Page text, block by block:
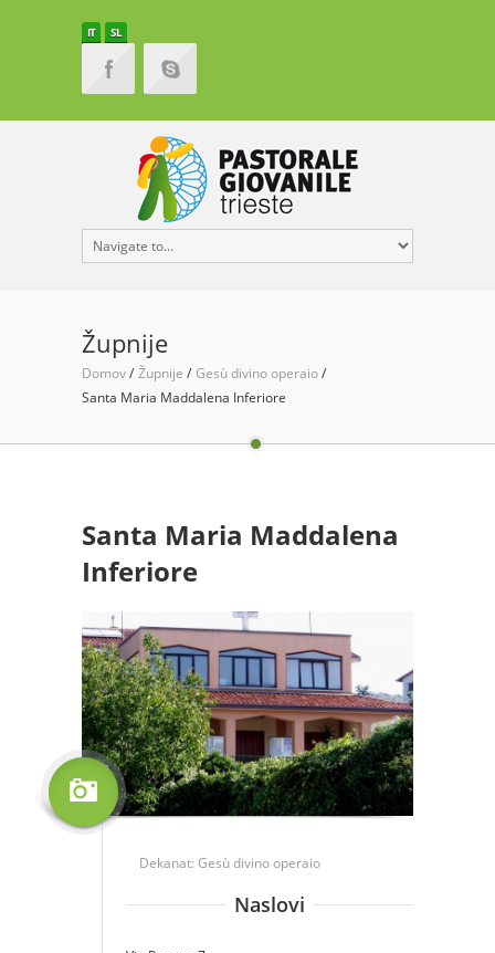
IT SL
Župnije
Domov Župnije
Gesù divino operaio
Santa Maria Maddalena Inferiore
Santa Maria Maddalena
Inferiore
Dekanat: Gesù divino operaio
Naslovi